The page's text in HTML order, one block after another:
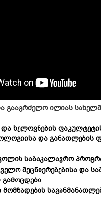
გააგრძელო ილიას
და ხელოვნების
და განათლების
საბაკალავრო
მეცნიერებებისა და
გამოცდები